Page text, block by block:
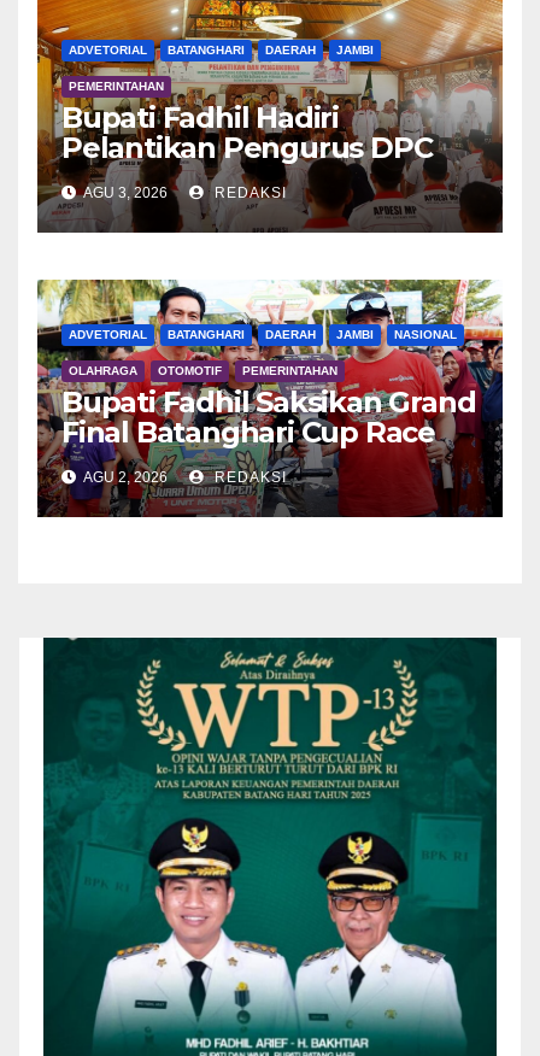
ADVETORIAL BATANGHARI DAERAH JAMBI
PEMERINTAHAN
Bupati Fadhil Hadiri
Pelantikan Pengurus DPC
APDESI MP
AGU 3, 2026 REDAKSI
ADVETORIAL BATANGHARI DAERAH JAMBI NASIONAL
OLAHRAGA OTOMOTIF PEMERINTAHAN
Bupati Fadhil Saksikan Grand
Final Batanghari Cup Race
2026
AGU 2, 2026 REDAKSI